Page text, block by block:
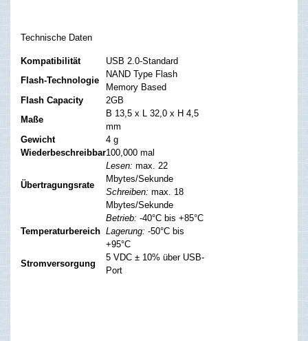
Technische Daten
Kompatibilität
USB 2.0-Standard
Flash-Technologie
NAND Type Flash
Memory Based
Flash Capacity
2GB
Maße
B 13,5 x L 32,0 x H 4,5
mm
Gewicht
4 g
Wiederbeschreibbar100,000 mal
Übertragungsrate
Lesen: max. 22
Mbytes/Sekunde
Schreiben: max. 18
Mbytes/Sekunde
Temperaturbereich
Betrieb: -40°C bis +85°C
Lagerung: -50°C bis
+95°C
Stromversorgung
5 VDC ± 10% über USB-
Port